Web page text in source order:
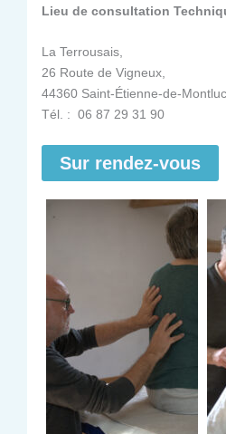
Lieu de consultation
La Terrousais,
26 Route de Vigneux,
44360 Saint-Étienne-de-
Tél. : 06 87 29 31 90
Sur rendez-vous